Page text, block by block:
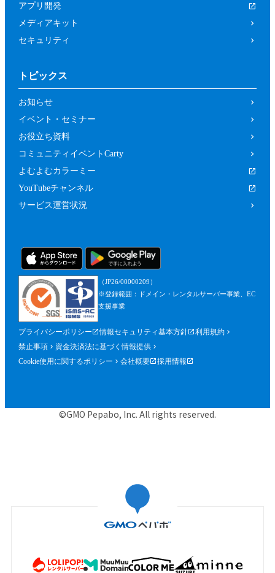
アプリ開発
メディアキット
セキュリティ
トピックス
お知らせ
イベント・セミナー
お役立ち資料
コミュニティイベントCarty
よむよむカラーミー
YouTubeチャンネル
サービス運営状況
（JP26/00000209）
※登録範囲：ドメイン・レンタルサーバー事業、EC
支援事業
プライバシーポリシー 情報セキュリティ基本方針
利用規約
禁止事項
資金決済法に基づく情報提供
Cookie使用に関するポリシー
会社概要 採用情報
©GMO Pepabo, Inc. All rights reserved.